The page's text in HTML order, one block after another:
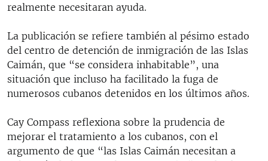
realmente necesitaran ayuda.
La publicación se refiere también al pésimo estado
del centro de detención de inmigración de las Islas
Caimán, que “se considera inhabitable”, una
situación que incluso ha facilitado la fuga de
numerosos cubanos detenidos en los últimos años.
Cay Compass reflexiona sobre la prudencia de
mejorar el tratamiento a los cubanos, con el
argumento de que “las Islas Caimán necesitan a